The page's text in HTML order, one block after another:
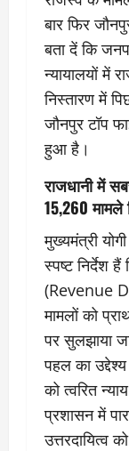
बार फिर
बता दें कि
न्यायालयों में
निस्तारण में
जौनपुर टॉप
हुआ है।
राजधानी में
15,260 मामले
मुख्यमंत्री
स्पष्ट निर्देश हैं
(Revenue
मामलों को
पर सुलझाया
पहल का
को त्वरित
प्रशासन में
उत्तरदायित्व